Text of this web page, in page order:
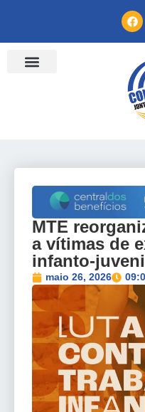
MTE
a vítimas de
infanto-
maio 26, 2026